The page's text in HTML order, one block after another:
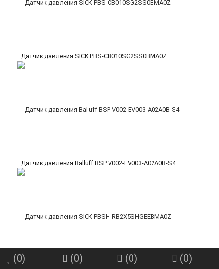
Датчик давления SICK PBS-CB010SG2SS0BMA0Z
Датчик давления Balluff BSP V002-EV003-A02A0B-S4
(0) (0) (0) (0)